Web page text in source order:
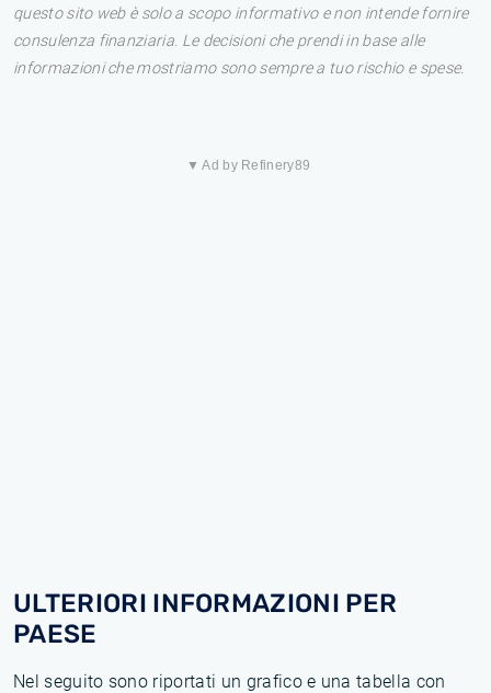
questo sito web è solo a scopo informativo e non intende fornire
consulenza finanziaria. Le decisioni che prendi in base alle
informazioni che mostriamo sono sempre a tuo rischio e spese.
▼ Ad by Refinery89
ULTERIORI INFORMAZIONI PER
PAESE
Nel seguito sono riportati un grafico e una tabella con